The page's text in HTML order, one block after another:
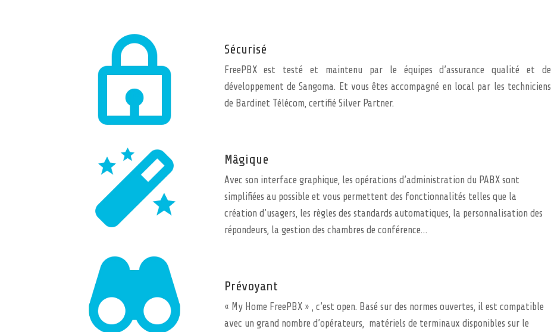
Sécurisé
FreePBX est testé et maintenu par le équipes d’assurance qualité et de
développement de Sangoma. Et vous êtes accompagné en local par les techniciens
de Bardinet Télécom, certifié Silver Partner.
Mâgique
Avec son interface graphique, les opérations d’administration du PABX sont
simplifiées au possible et vous permettent des fonctionnalités telles que la
création d’usagers, les règles des standards automatiques, la personnalisation des
répondeurs, la gestion des chambres de conférence…
Prévoyant
« My Home FreePBX » , c’est open. Basé sur des normes ouvertes, il est compatible
avec un grand nombre d’opérateurs, matériels de terminaux disponibles sur le